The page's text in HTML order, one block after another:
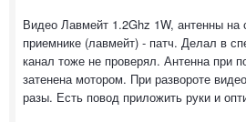
Видео Лавмейт 1.2Ghz 1W, антенны на
приемнике (лавмейт) - патч. Делал в
канал тоже не проверял. Антенна при
затенена мотором. При развороте
разы. Есть повод приложить руки и